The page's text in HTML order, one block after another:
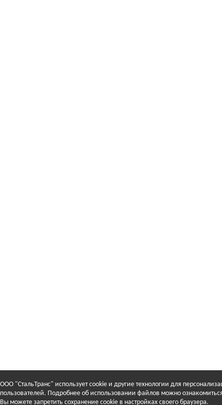
ООО "СтальТранс" использует cookie и другие технологии для
пользователей. Подробнее об использовании файлов можно
Вы можете запретить сохранение cookie в настройках своего браузера.